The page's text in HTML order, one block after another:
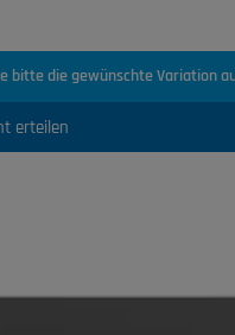
bitte die gewünschte Variation
erteilen